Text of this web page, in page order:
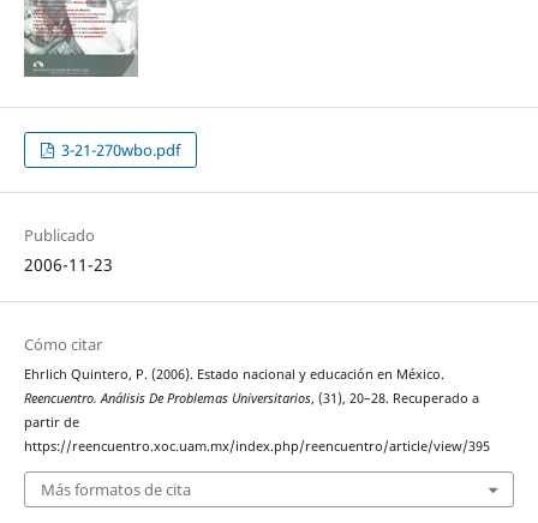
3-21-270wbo.pdf
Publicado
2006-11-23
Cómo citar
Ehrlich Quintero, P. (2006). Estado nacional y educación en México.
Reencuentro. Análisis De Problemas Universitarios, (31), 20–28. Recuperado a
partir de
https://reencuentro.xoc.uam.mx/index.php/reencuentro/article/view/395
Más formatos de cita